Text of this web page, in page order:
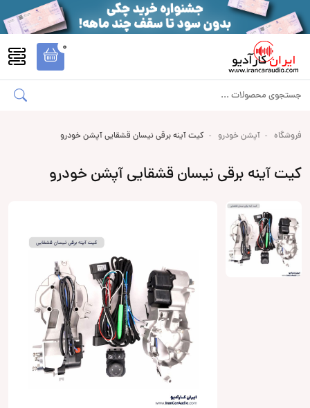
0
فروشگاه آپشن خودرو کیت آینه برقی نیسان قشقایی آپشن خودرو
کیت آینه برقی نیسان قشقایی آپشن خودرو